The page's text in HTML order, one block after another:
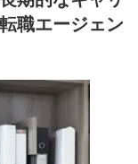
職エージェン